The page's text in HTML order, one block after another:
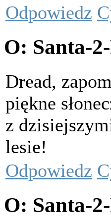
Odpowiedz
O: Santa-
Dread,
piękne
z
lesie!
Odpowiedz
O: Santa-